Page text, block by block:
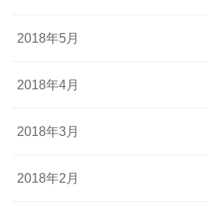
2018年5月
2018年4月
2018年3月
2018年2月